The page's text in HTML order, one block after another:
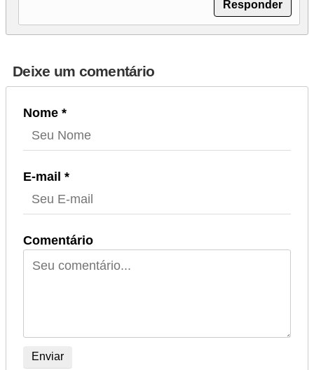
Responder
Deixe um comentário
Nome *
E-mail *
Comentário